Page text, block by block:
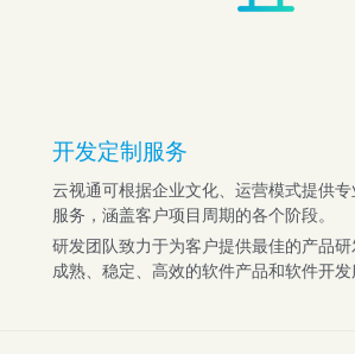
开发定制服务
云视通可根据企业文化、运营模式提供
服务，涵盖客户项目周期的各个阶段。
研发团队致力于为客户提供最佳的产品
成熟、稳定、高效的软件产品和软件开发